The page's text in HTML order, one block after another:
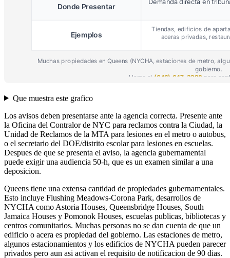
Que muestra este grafico
Los avisos deben presentarse ante la agencia correcta. Presente ante
la Oficina del Contralor de NYC para reclamos contra la Ciudad, la
Unidad de Reclamos de la MTA para lesiones en el metro o autobus,
o el secretario del DOE/distrito escolar para lesiones en escuelas.
Despues de que se presenta el aviso, la agencia gubernamental
puede exigir una audiencia 50-h, que es un examen similar a una
deposicion.
Queens tiene una extensa cantidad de propiedades gubernamentales.
Esto incluye Flushing Meadows-Corona Park, desarrollos de
NYCHA como Astoria Houses, Queensbridge Houses, South
Jamaica Houses y Pomonok Houses, escuelas publicas, bibliotecas y
centros comunitarios. Muchas personas no se dan cuenta de que un
edificio o acera es propiedad del gobierno. Las estaciones de metro,
algunos estacionamientos y los edificios de NYCHA pueden parecer
privados pero aun asi activan el requisito de notificacion de 90 dias.